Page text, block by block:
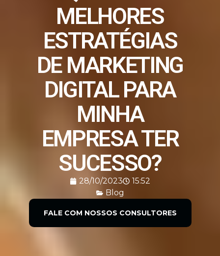
MELHORES
ESTRATÉGIAS
DE MARKETING
DIGITAL PARA
MINHA
EMPRESA TER
SUCESSO?
28/10/2023
15:52
Blog
FALE COM NOSSOS CONSULTORES